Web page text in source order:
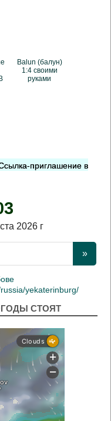
Balun (балун)
1:4 своими
руками
приглашение в
2026 г
yekaterinburg/
СТОЯТ